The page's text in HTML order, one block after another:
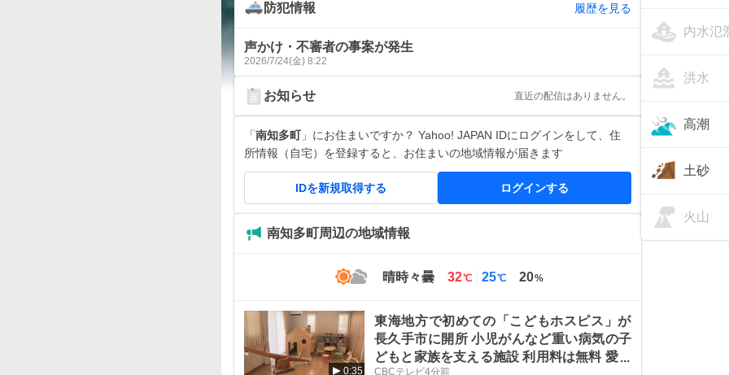
防犯情報 履歴を見る
声かけ・不審者の事案が発生
2026/7/24(金) 8:22
お知らせ 直近の配信はありません。
「南知多町」にお住まいですか？ Yahoo! JAPAN IDにログインをして、住
所情報（自宅）を登録すると、お住まいの地域情報が届きます
IDを新規取得する ログインする
南知多町周辺の地域情報
晴時々曇
最
温
32℃
最
温
25℃ 20%
0:35
東海地方で初めての「こどもホスピス」が
長久手市に開所 小児がんなど重い病気の子
どもと家族を支える施設 利用料は無料 愛知
CBCテレビ4分前
内水氾
洪水
高潮
土砂
火山